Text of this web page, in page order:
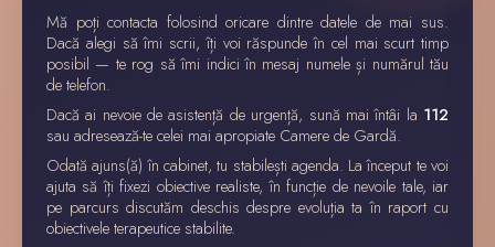
Mă poți contacta folosind oricare dintre datele de mai sus.
Dacă alegi să îmi scrii, îți voi răspunde în cel mai scurt timp
posibil — te rog să îmi indici în mesaj numele și numărul tău
de telefon.
Dacă ai nevoie de asistență de urgență, sună mai întâi la 112
sau adresează-te celei mai apropiate Camere de Gardă.
Odată ajuns(ă) în cabinet, tu stabilești agenda. La început te voi
ajuta să îți fixezi obiective realiste, în funcție de nevoile tale, iar
pe parcurs discutăm deschis despre evoluția ta în raport cu
obiectivele terapeutice stabilite.